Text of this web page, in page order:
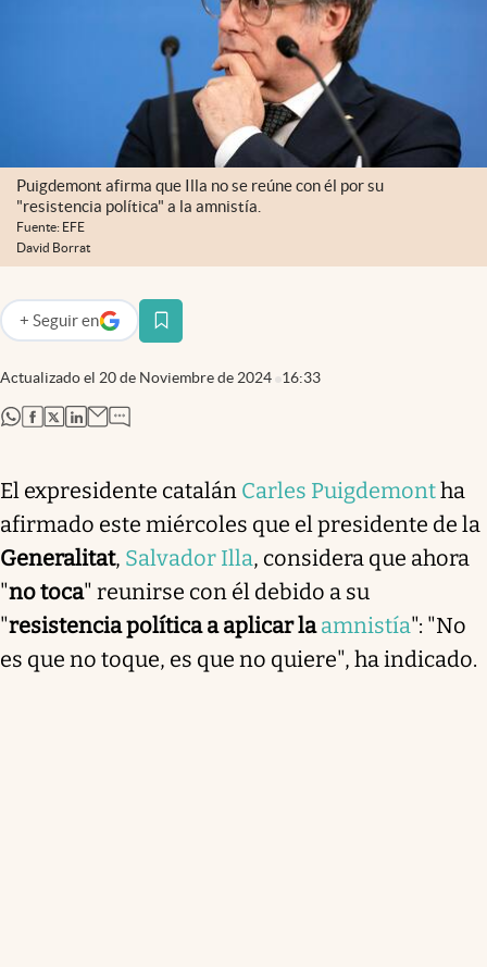
Puigdemont afirma que Illa no se reúne con él por su
"resistencia política" a la amnistía.
Fuente: EFE
David Borrat
Actualizado el 20 de Noviembre de 2024 16:33
+ Seguir en
abre en nueva pestaña
abre en nueva pestaña
abre en nueva pestaña
abre en nueva pestaña
abre en nueva pestaña
El expresidente catalán Carles Puigdemontha
afirmado este miércoles que el presidente de la
Generalitat, Salvador Illa, considera que ahora
"no toca" reunirse con él debido a su
"resistencia política a aplicar laamnistía": "No
es que no toque, es que no quiere", ha indicado.